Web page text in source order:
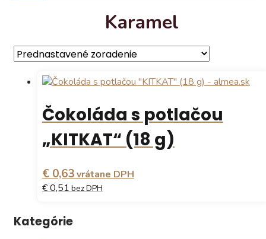
Karamel
Čokoláda s potlačou
„KITKAT“ (18 g)
€ 0,63vrátane DPH
€ 0,51 bez DPH
produkt
Kategórie